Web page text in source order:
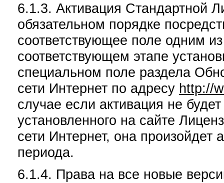
6.1.3. Активация Стандартной
обязательном порядке
соответствующее поле одним
соответствующем этапе
специальном поле раздела
сети Интернет по адресу http://
случае если активация не
установленного на сайте
сети Интернет, она произойдет
периода.
6.1.4. Права на все новые